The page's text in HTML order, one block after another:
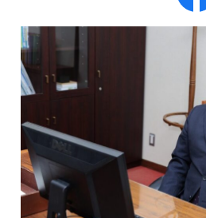
専
は
社
会